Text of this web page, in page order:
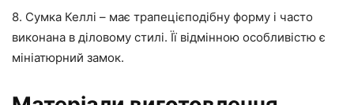
8. Сумка Келлі – має трапецієподібну форму і часто
виконана в діловому стилі. Її відмінною особливістю є
мініатюрний замок.